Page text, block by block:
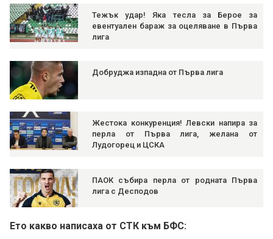
Тежък удар! Яка тесла за Берое за
евентуален бараж за оцеляване в Първа
лига
Добруджа изпадна от Първа лига
Жестока конкуренция! Левски напира за
перла от Първа лига, желана от
Лудогорец и ЦСКА
ПАОК събира перла от родната Първа
лига с Десподов
Ето какво написаха от СТК към БФС: